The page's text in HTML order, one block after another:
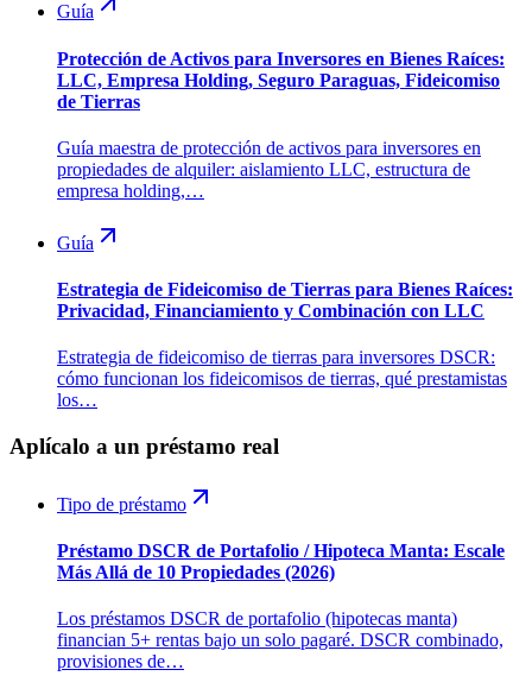
Guía
Protección de Activos para Inversores en Bienes Raíces:
LLC, Empresa Holding, Seguro Paraguas, Fideicomiso
de Tierras
Guía maestra de protección de activos para inversores en
propiedades de alquiler: aislamiento LLC, estructura de
empresa holding,…
Guía
Estrategia de Fideicomiso de Tierras para Bienes Raíces:
Privacidad, Financiamiento y Combinación con LLC
Estrategia de fideicomiso de tierras para inversores DSCR:
cómo funcionan los fideicomisos de tierras, qué prestamistas
los…
Aplícalo a un préstamo real
Tipo de préstamo
Préstamo DSCR de Portafolio / Hipoteca Manta: Escale
Más Allá de 10 Propiedades (2026)
Los préstamos DSCR de portafolio (hipotecas manta)
financian 5+ rentas bajo un solo pagaré. DSCR combinado,
provisiones de…